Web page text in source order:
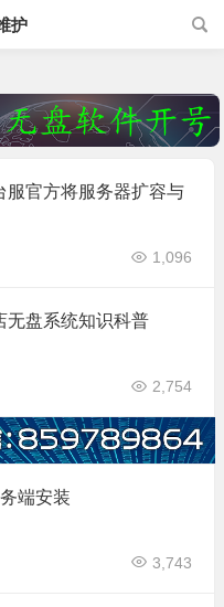
护
服官方将服务器扩容与
1,096
无盘系统知识科普
2,754
端安装
3,743